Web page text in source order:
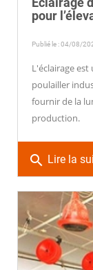
pour
Publié le : 04/08/
L'éclairage
poulailler
fournir de la
production.
search Lire la